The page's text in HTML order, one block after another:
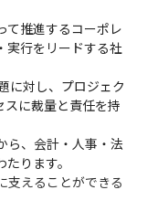
て推進するコーポレ
実行をリードする社
に対し、プロジェク
スに裁量と責任を持
ら、会計・人事・法
ります。
支えることができる